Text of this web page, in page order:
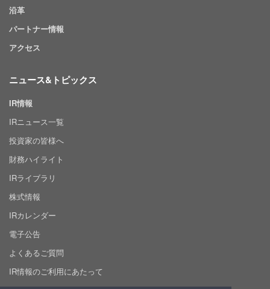
沿革
パートナー情報
アクセス
ニュース&トピックス
IR情報
IRニュース一覧
投資家の皆様へ
財務ハイライト
IRライブラリ
株式情報
IRカレンダー
電子公告
よくあるご質問
IR情報のご利用にあたって